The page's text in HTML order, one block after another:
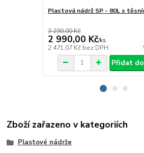
Plastová nádrž SP - 80L s
3 290,00 Kč
2 990,00 Kč/ks
2 471,07 Kč bez DPH
Přidat
Zboží zařazeno v kategoriích
Plastové nádrže